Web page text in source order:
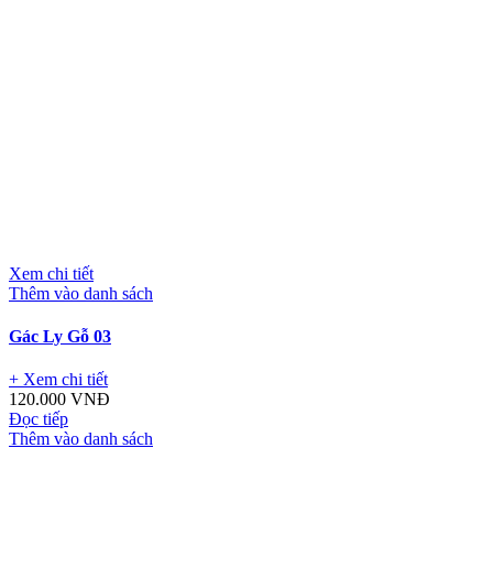
Xem chi tiết
Thêm vào danh sách
Gác Ly Gỗ 03
+ Xem chi tiết
120.000 VNĐ
Đọc tiếp
Thêm vào danh sách